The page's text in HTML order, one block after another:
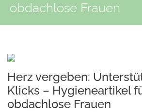
obdachlose Frauen
Herz vergeben:
Klicks – Hygieneartikel
obdachlose Frauen